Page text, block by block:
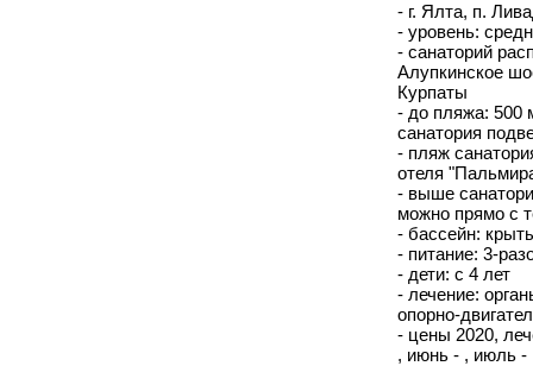
- г. Ялта, п.
- уровень:
- санаторий
Алупкинское
Курпаты
- до пляжа: 500
санатория
- пляж
отеля
- выше
можно прямо с
- бассейн:
- питание: 3-
- дети: с 4 лет
- лечение:
опорно-
- цены 2020,
, июнь - , июль -